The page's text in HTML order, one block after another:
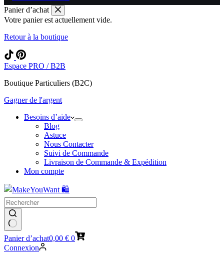
Panier d’achat
Votre panier est actuellement vide.
Retour à la boutique
Espace PRO / B2B
Boutique Particuliers (B2C)
Gagner de l'argent
Besoins d’aide
Blog
Astuce
Nous Contacter
Suivi de Commande
Livraison de Commande & Expédition
Mon compte
Panier d’achat0,00 € 0
Connexion